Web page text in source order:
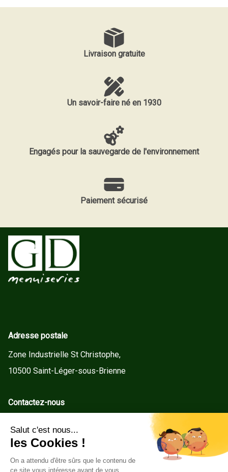
Livraison gratuite
Un savoir-faire né en 1930
Engagés pour la sauvegarde de l'environnement
Paiement sécurisé
Adresse postale
Zone Industrielle St Christophe,
10500 Saint-Léger-sous-Brienne
Contactez-nous
Tel : +33(0)3 25 92 78 60
Service client